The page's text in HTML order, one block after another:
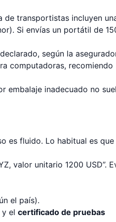
de transportistas incluyen
Si envías un portátil de
según la
computadoras, recomiendo
embalaje inadecuado no
es fluido. Lo habitual es que
valor unitario 1200 USD”.
el país).
y el certificado de pruebas